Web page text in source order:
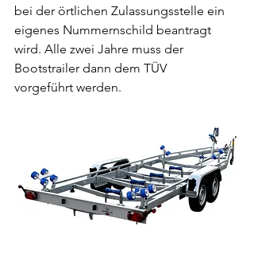
bei der örtlichen Zulassungsstelle ein
eigenes Nummernschild beantragt
wird. Alle zwei Jahre muss der
Bootstrailer dann dem TÜV
vorgeführt werden.